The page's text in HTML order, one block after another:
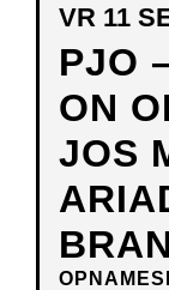
PJO
ON
JOS
VR 11